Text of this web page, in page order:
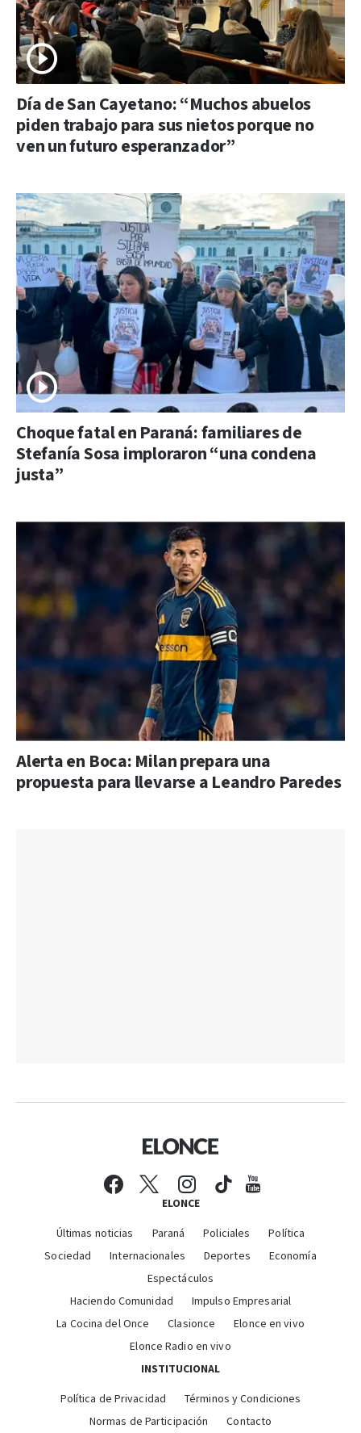
Día de San Cayetano: “Muchos abuelos
piden trabajo para sus nietos porque no
ven un futuro esperanzador”
Choque fatal en Paraná: familiares de
Stefanía Sosa imploraron “una condena
justa”
Alerta en Boca: Milan prepara una
propuesta para llevarse a Leandro Paredes
ELONCE
Últimas noticias Paraná Policiales
Política
Sociedad
Internacionales Deportes
Economía
Espectáculos
Haciendo Comunidad
Impulso Empresarial
La Cocina del Once
Clasionce
Elonce en vivo
Elonce Radio en vivo
INSTITUCIONAL
Política de Privacidad
Términos y Condiciones
Normas de Participación
Contacto